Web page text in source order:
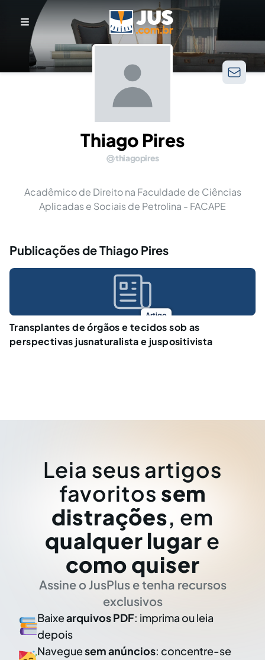
Thiago Pires
thiagopires
Acadêmico de Direito na Faculdade de Ciências
Aplicadas e Sociais de Petrolina - FACAPE
Publicações de Thiago Pires
Artigo
Transplantes de órgãos e tecidos sob as
perspectivas jusnaturalista e juspositivista
Leia seus artigos
favoritos sem
distrações, em
qualquer lugar e
como quiser
Assine o JusPlus e tenha recursos
exclusivos
Baixearquivos PDF: imprima ou leia
depois
Naveguesem anúncios: concentre-se